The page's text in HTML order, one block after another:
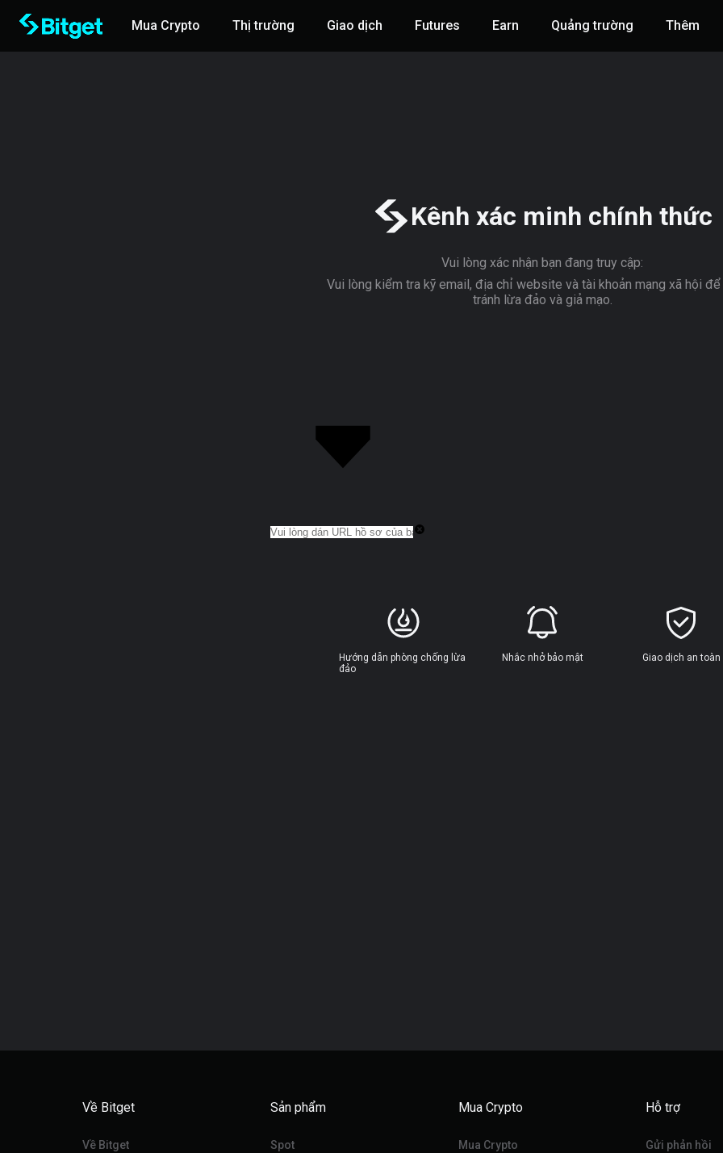
Mua Crypto Thị trường Giao dịch Futures ‌Earn Quảng trường Thêm
Kênh xác minh chính thức
Vui lòng xác nhận bạn đang truy cập:
Vui lòng kiểm tra kỹ email, địa chỉ website và tài khoản mạng xã hội để
tránh lừa đảo và giả mạo.
Hướng dẫn phòng chống lừa
đảo
Nhắc nhở bảo mật Giao dịch an toàn
Về Bitget
Về Bitget
Sản phẩm
Spot
Mua Crypto
Mua Crypto
Hỗ trợ
Gửi phản hồi